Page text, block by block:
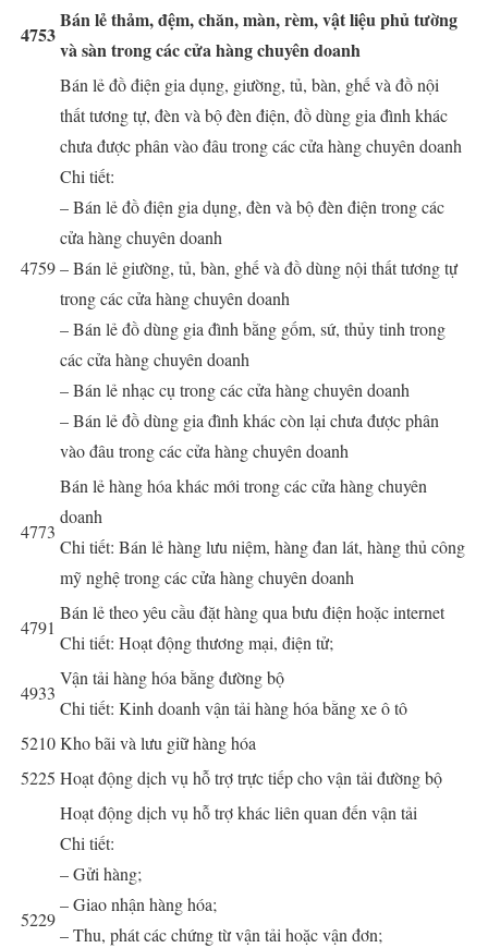
4753
Bán lẻ thảm, đệm, chăn, màn, rèm, vật liệu phủ tường
và sàn trong các cửa hàng chuyên doanh
4759
Bán lẻ đồ điện gia dụng, giường, tủ, bàn, ghế và đồ nội
thất tương tự, đèn và bộ đèn điện, đồ dùng gia đình khác
chưa được phân vào đâu trong các cửa hàng chuyên doanh
Chi tiết:
– Bán lẻ đồ điện gia dụng, đèn và bộ đèn điện trong các
cửa hàng chuyên doanh
– Bán lẻ giường, tủ, bàn, ghế và đồ dùng nội thất tương tự
trong các cửa hàng chuyên doanh
– Bán lẻ đồ dùng gia đình bằng gốm, sứ, thủy tinh trong
các cửa hàng chuyên doanh
– Bán lẻ nhạc cụ trong các cửa hàng chuyên doanh
– Bán lẻ đồ dùng gia đình khác còn lại chưa được phân
vào đâu trong các cửa hàng chuyên doanh
4773
Bán lẻ hàng hóa khác mới trong các cửa hàng chuyên
doanh
Chi tiết: Bán lẻ hàng lưu niệm, hàng đan lát, hàng thủ công
mỹ nghệ trong các cửa hàng chuyên doanh
4791
Bán lẻ theo yêu cầu đặt hàng qua bưu điện hoặc internet
Chi tiết: Hoạt động thương mại, điện tử;
4933
Vận tải hàng hóa bằng đường bộ
Chi tiết: Kinh doanh vận tải hàng hóa bằng xe ô tô
5210Kho bãi và lưu giữ hàng hóa
5225 Hoạt động dịch vụ hỗ trợ trực tiếp cho vận tải đường bộ
5229
Hoạt động dịch vụ hỗ trợ khác liên quan đến vận tải
Chi tiết:
– Gửi hàng;
– Giao nhận hàng hóa;
– Thu, phát các chứng từ vận tải hoặc vận đơn;